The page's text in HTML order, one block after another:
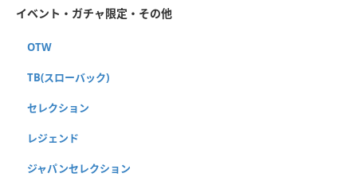
イベント・ガチャ限定・その他
OTW
TB(スローバック)
セレクション
レジェンド
ジャパンセレクション